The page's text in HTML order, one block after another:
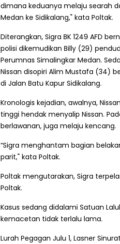
dimana keduanya melaju searah
Medan ke Sidikalang," kata Poltak.
Diterangkan, Sigra BK 1249 AFD
polisi dikemudikan Billy (29)
Perumnas Simalingkar Medan.
Nissan disopiri Alim Mustafa (34)
di Jalan Batu Kapur Sidikalang.
Kronologis kejadian, awalnya,
tinggi hendak menyalip Nissan.
berlawanan, juga melaju kencang.
“Sigra menghantam bagian
parit," kata Poltak.
Poltak mengutarakan, Sigra
Poltak.
Kasus sedang didalami Satuan
kemacetan tidak terlalu lama.
Lurah Pegagan Julu 1, Lasner